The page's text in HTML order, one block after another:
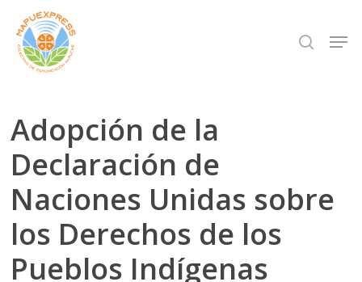
Skip
main
search
Adopción de la
Declaración de
Naciones Unidas sobre
los Derechos de los
Pueblos Indígenas
Close